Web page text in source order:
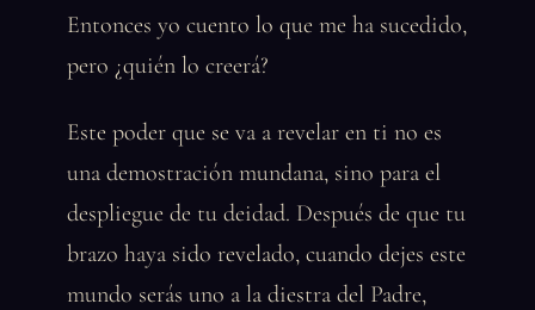
Entonces yo cuento lo que me ha sucedido,
pero ¿quién lo creerá?
Este poder que se va a revelar en ti no es
una demostración mundana, sino para el
despliegue de tu deidad. Después de que tu
brazo haya sido revelado, cuando dejes este
mundo serás uno a la diestra del Padre,